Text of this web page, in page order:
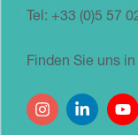
Tel: +33 (0)5 57
Finden Sie uns